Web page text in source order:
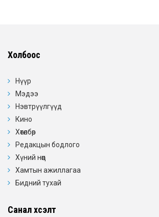
Холбоос
Нүүр
Мэдээ
Нэвтрүүлгүүд
Кино
Хөтөлбөр
Редакцын бодлого
Хүний нөөц
Хамтын ажиллагаа
Бидний тухай
Санал хүсэлт